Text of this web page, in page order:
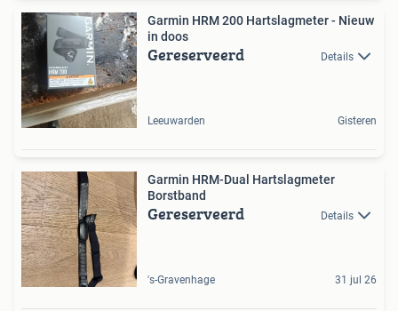
Garmin HRM 200 Hartslagmeter - Nieuw
in doos
Gereserveerd Details
Leeuwarden Gisteren
Garmin HRM-Dual Hartslagmeter
Borstband
Gereserveerd Details
's-Gravenhage 31 jul 26